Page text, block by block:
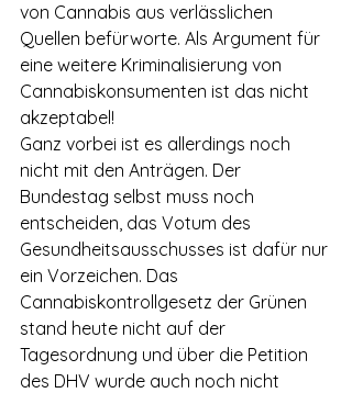
von Cannabis aus verlässlichen
Quellen befürworte. Als Argument für
eine weitere Kriminalisierung von
Cannabiskonsumenten ist das nicht
akzeptabel!
Ganz vorbei ist es allerdings noch
nicht mit den Anträgen. Der
Bundestag selbst muss noch
entscheiden, das Votum des
Gesundheitsausschusses ist dafür nur
ein Vorzeichen. Das
Cannabiskontrollgesetz der Grünen
stand heute nicht auf der
Tagesordnung und über die Petition
des DHV wurde auch noch nicht